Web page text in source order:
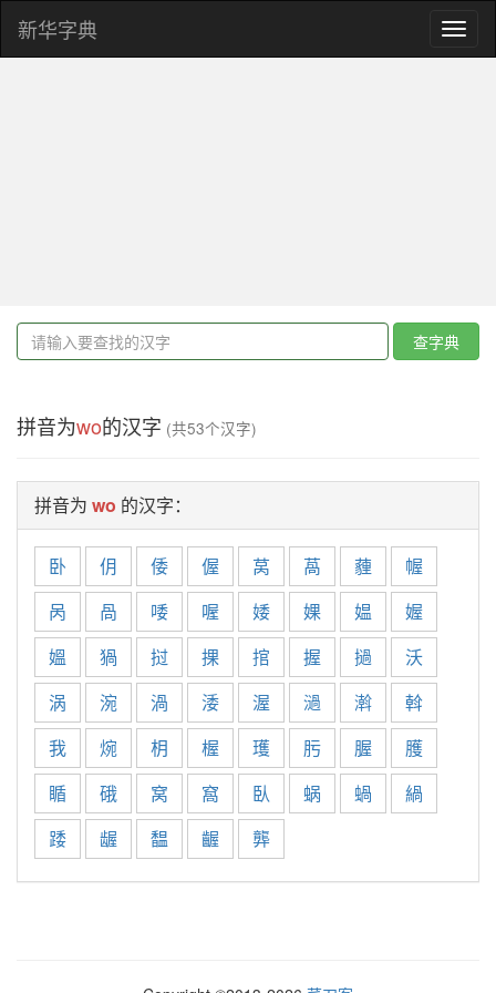
新华字典
查字典
拼音为wo的汉字 (共53个汉字)
拼音为 wo 的汉字：
卧 仴 倭 偓 莴 萵 薶
幄
呙
咼 唩 喔 婑 婐 媪
媉
媼
猧 挝 捰 捾 握 撾
沃
涡
涴 渦 涹 渥 濄 濣
斡
我
焥 枂 楃 瓁 肟 腛
臒
瞃
硪 窝 窩 臥 蜗 蝸
緺
踒
龌 馧 齷 龏